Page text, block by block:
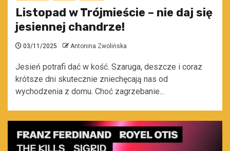
Listopad w Trójmieście – nie daj się
jesiennej chandrze!
03/11/2025 Antonina Zwolińska
Jesień potrafi dać w kość. Szaruga, deszcze i coraz
krótsze dni skutecznie zniechęcają nas od
wychodzenia z domu. Choć zagrzebanie...